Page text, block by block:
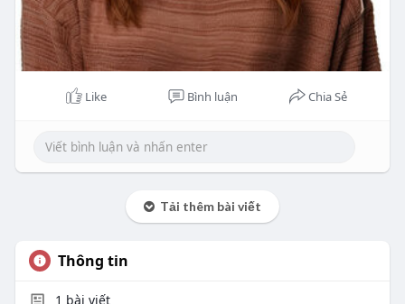
Like Bình luận Chia Sẻ
Tải thêm bài viết
Thông tin
1 bài viết